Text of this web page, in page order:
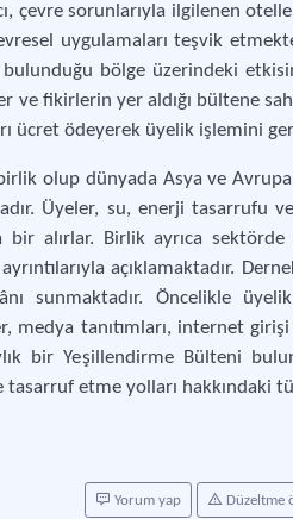
çevre sorunlarıyla ilgilenen
uygulamaları teşvik
bölge üzerindeki
ve fikirlerin yer aldığı bültene
ücret ödeyerek üyelik işlemini
olup dünyada Asya ve
Üyeler, su, enerji tasarrufu ve
alırlar. Birlik ayrıca
açıklamaktadır.
sunmaktadır. Öncelikle
medya tanıtımları, internet
bir Yeşillendirme Bülteni
tasarruf etme yolları hakkındaki
Yorum yap Düzeltme